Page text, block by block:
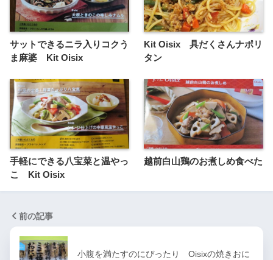
サットできるニラ入りコクう
ま麻婆 Kit Oisix
Kit Oisix 具だくさんナポリ
タン
手軽にできる八宝菜と温やっ
こ Kit Oisix
越前白山鶏のお煮しめ食べた
前の記事
小腹を満たすのにぴったり Oisixの焼きおに